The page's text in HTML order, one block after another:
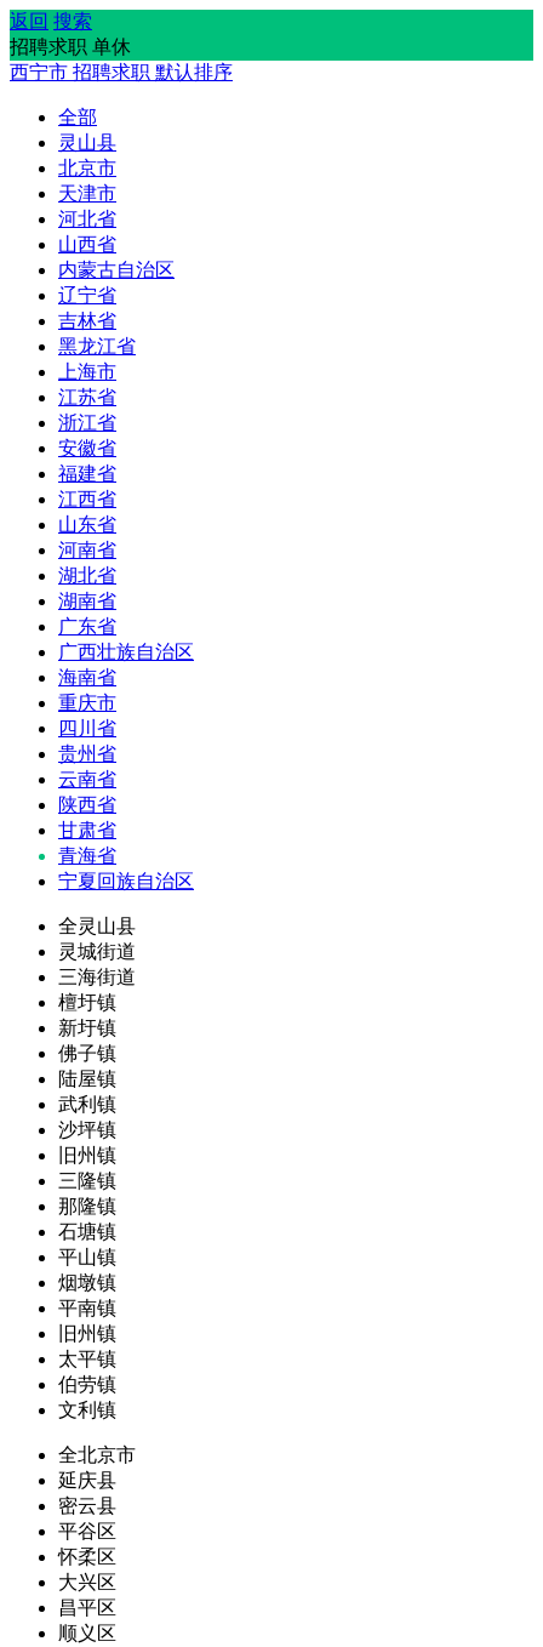
返回 搜索
招聘求职 单休
西宁市 招聘求职 默认排序
全部
灵山县
北京市
天津市
河北省
山西省
内蒙古自治区
辽宁省
吉林省
黑龙江省
上海市
江苏省
浙江省
安徽省
福建省
江西省
山东省
河南省
湖北省
湖南省
广东省
广西壮族自治区
海南省
重庆市
四川省
贵州省
云南省
陕西省
甘肃省
青海省
宁夏回族自治区
全灵山县
灵城街道
三海街道
檀圩镇
新圩镇
佛子镇
陆屋镇
武利镇
沙坪镇
旧州镇
三隆镇
那隆镇
石塘镇
平山镇
烟墩镇
平南镇
旧州镇
太平镇
伯劳镇
文利镇
全北京市
延庆县
密云县
平谷区
怀柔区
大兴区
昌平区
顺义区